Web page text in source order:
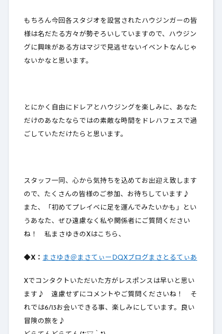
もちろん今回各スタジオを設営されたハウジンガーの皆
様は名だたる方々が勢ぞろいしていますので、ハウジン
グに興味がある方はマジで見逃せないイベントなんじゃ
ないかなと思います。
とにかく自由にドレアとハウジングを楽しみに、あなた
だけのあなたならではの素敵な時間をドレハフェスで過
ごしていただけたらと思います。
スタッフ一同、心から気持ちを込めてお出迎え致します
ので、たくさんの皆様のご参加、お待ちしています♪
また、「初めてプレイベに足を運んでみたいかも」とい
うあなた、ぜひ遠慮なく私や関係者にご質問ください
ね！ 私まさゆきのXはこちら、
◆X： まさゆき＠まさてぃーDQXブログまさとるてぃあ
Xでコンタクトいただいた方がレスポンスは早いと思い
ます♪ 遠慮せずにコメントやご質問くださいね！ そ
れでは6/13お会いできる事、楽しみにしています。良い
冒険の旅を♪